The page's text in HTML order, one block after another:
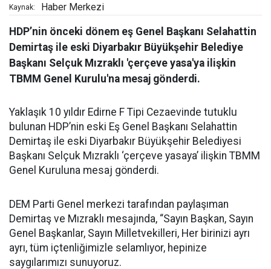
Kaynak: Haber Merkezi
HDP’nin önceki dönem eş Genel Başkanı Selahattin
Demirtaş ile eski Diyarbakır Büyükşehir Belediye
Başkanı Selçuk Mızraklı 'çerçeve yasa'ya ilişkin
TBMM Genel Kurulu'na mesaj gönderdi.
Yaklaşık 10 yıldır Edirne F Tipi Cezaevinde tutuklu
bulunan HDP’nin eski Eş Genel Başkanı Selahattin
Demirtaş ile eski Diyarbakır Büyükşehir Belediyesi
Başkanı Selçuk Mızraklı ‘çerçeve yasaya’ ilişkin TBMM
Genel Kuruluna mesaj gönderdi.
DEM Parti Genel merkezi tarafından paylaşıman
Demirtaş ve Mızraklı mesajında, “Sayın Başkan, Sayın
Genel Başkanlar, Sayın Milletvekilleri, Her birinizi ayrı
ayrı, tüm içtenliğimizle selamlıyor, hepinize
saygılarımızı sunuyoruz.